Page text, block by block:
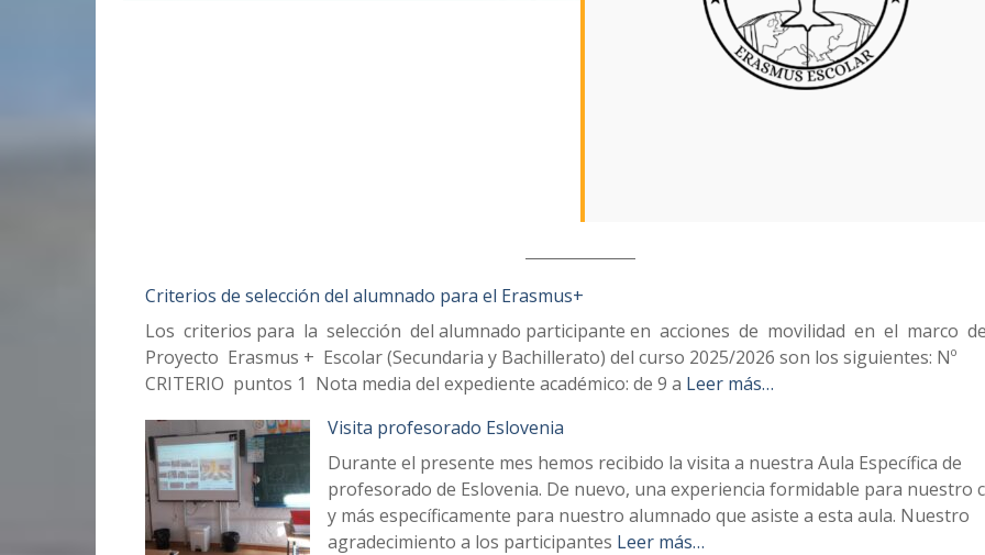
Criterios de selección del alumnado para el Erasmus+
Los criterios para la selección del alumnado participante en acciones de movilidad en el marco
Proyecto Erasmus + Escolar (Secundaria y Bachillerato) del curso 2025/2026 son los siguientes: Nº
CRITERIO puntos 1 Nota media del expediente académico: de 9 a Leer más…
Visita profesorado Eslovenia
Durante el presente mes hemos recibido la visita a nuestra Aula Específica de
profesorado de Eslovenia. De nuevo, una experiencia formidable para nuestro
y más específicamente para nuestro alumnado que asiste a esta aula. Nuestro
agradecimiento a los participantes Leer más…